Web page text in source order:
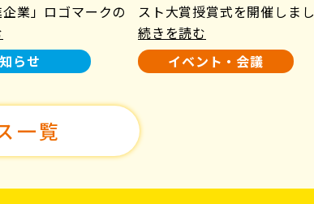
業」ロゴマークの
らせ
スト大賞授賞式を開催しまし
た！
続きを読む
イベント・会議
一覧